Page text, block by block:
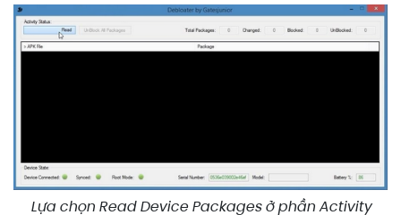
Lựa chọn Read Device Packages ở phần Activity